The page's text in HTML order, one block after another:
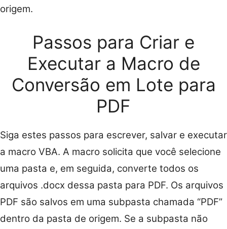
origem.
Passos para Criar e
Executar a Macro de
Conversão em Lote para
PDF
Siga estes passos para escrever, salvar e executar
a macro VBA. A macro solicita que você selecione
uma pasta e, em seguida, converte todos os
arquivos .docx dessa pasta para PDF. Os arquivos
PDF são salvos em uma subpasta chamada “PDF”
dentro da pasta de origem. Se a subpasta não